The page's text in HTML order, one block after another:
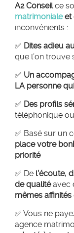
A2 Conseilce
matrimonialeet
inconvénients :
✅ Dites adieu
que l’on trouve
✅ Un
LA personne
✅ Des profils
téléphonique
✅ Basé sur un
place votre
priorité
✅ De l'écoute,
de qualitéavec
mêmes affinités
✅ Vous ne
agence